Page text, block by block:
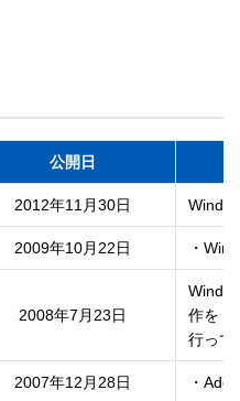
公開日
2012年11月30日
2009年10月22日 ・
2008年7月23日
作を
行って
2007年12月28日 ・